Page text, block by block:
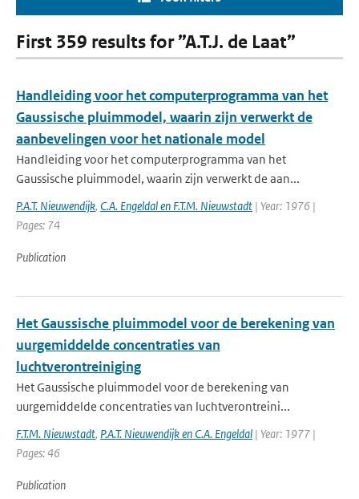
First 359 results for ”A.T.J. de Laat”
Handleiding voor het computerprogramma van het
Gaussische pluimmodel, waarin zijn verwerkt de
aanbevelingen voor het nationale model
Handleiding voor het computerprogramma van het
Gaussische pluimmodel, waarin zijn verwerkt de aan...
P.A.T. Nieuwendijk, C.A. Engeldal en F.T.M. Nieuwstadt | Year: 1976 |
Pages: 74
Publication
Het Gaussische pluimmodel voor de berekening van
uurgemiddelde concentraties van
luchtverontreiniging
Het Gaussische pluimmodel voor de berekening van
uurgemiddelde concentraties van luchtverontreini...
F.T.M. Nieuwstadt, P.A.T. Nieuwendijk en C.A. Engeldal | Year: 1977 |
Pages: 46
Publication